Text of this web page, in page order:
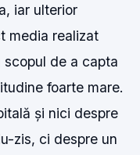
iar ulterior
media realizat
de a capta
foarte mare.
și nici despre
zis, ci despre un